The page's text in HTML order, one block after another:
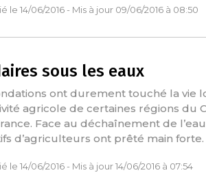
le 14/06/2016 - Mis à jour 09/06/2016 à 08:50
sous les eaux
ont durement touché la vie
agricole de certaines régions du
Face au déchaînement de
d’agriculteurs ont prêté main forte.
le 14/06/2016 - Mis à jour 14/06/2016 à 07:54